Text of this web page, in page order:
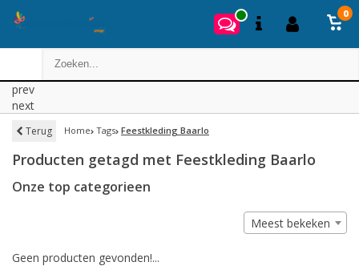
0
prev
next
Terug Home Tags Feestkleding Baarlo
Producten getagd met Feestkleding Baarlo
Onze top categorieen
Meest bekeken
Geen producten gevonden!...